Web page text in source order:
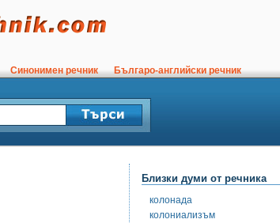
Синонимен речник Българо-английски речник
Близки думи от речника
колонада
колониализъм